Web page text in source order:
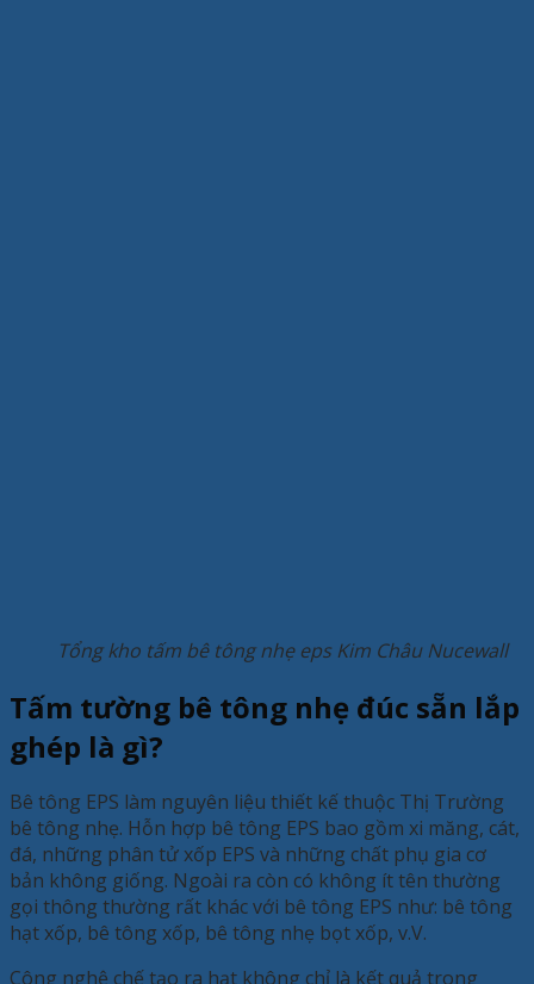
Tổng kho tấm bê tông nhẹ eps Kim Châu Nucewall
Tấm tường bê tông nhẹ đúc sẵn lắp
ghép là gì?
Bê tông EPS làm nguyên liệu thiết kế thuộc Thị Trường
bê tông nhẹ. Hỗn hợp bê tông EPS bao gồm xi măng, cát,
đá, những phân tử xốp EPS và những chất phụ gia cơ
bản không giống. Ngoài ra còn có không ít tên thường
gọi thông thường rất khác với bê tông EPS như: bê tông
hạt xốp, bê tông xốp, bê tông nhẹ bọt xốp, v.V.
Công nghệ chế tạo ra hạt không chỉ là kết quả trong